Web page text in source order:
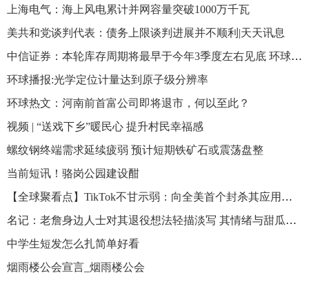
上海电气：海上风电累计并网容量突破1000万千瓦
美共和党谈判代表：债务上限谈判进展并不顺利|天天讯息
中信证券：本轮库存周期将最早于今年3季度左右见底 环球快报
环球播报:光学定位计量达到原子级分辨率
环球热文：河南前首富公司即将退市，何以至此？
视频 | “送戏下乡”暖民心 提升村民幸福感
螺纹钢终端需求延续疲弱 预计短期铁矿石或震荡盘整
当前短讯！骆岗公园建设酣
【全球聚看点】TikTok不甘示弱：向全美首个封杀其应用程序的蒙大拿州发难
名记：老詹身边人士对其退役想法轻描淡写 其情绪与甜瓜退役有关 热头条
中学生短发怎么扎简单好看
烟雨楼公会宣言_烟雨楼公会